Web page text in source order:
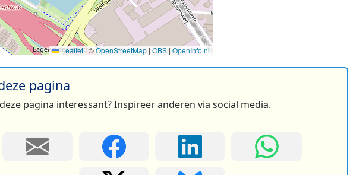
Leaflet|©OpenStreetMap | CBS | OpenInfo.nl
pagina
pagina interessant? Inspireer anderen via social media.